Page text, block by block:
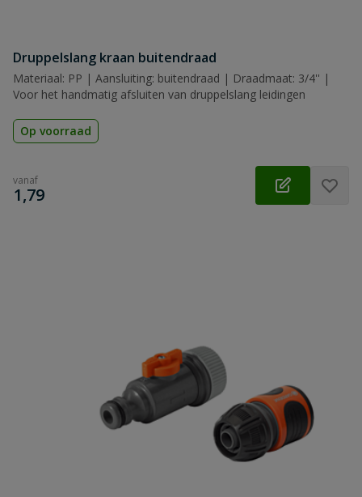
Druppelslang kraan buitendraad
Materiaal: PP | Aansluiting: buitendraad | Draadmaat: 3/4'' |
Voor het handmatig afsluiten van druppelslang leidingen
Op voorraad
vanaf
€
1,79